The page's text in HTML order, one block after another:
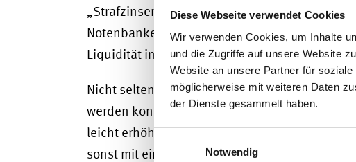
Diese Webseite verwendet Cookies
Wir verwenden Cookies, um Inhalte
und die Zugriffe auf unsere Website
Website an unsere Partner für
möglicherweise mit weiteren Daten
der Dienste gesammelt haben.
Notwendig
„Strafzinsen“ fällig wurden. Dies lag im
Notenbanken in der Folge der Finanzkrise
Liquidität infolgedessen deutlich reduziert.
Nicht selten wurden weniger liquide Assets
werden konnten, aber eine mehr oder weniger
leicht erhöhten Risikoprofil im Vergleich zu
sonst mit einer höheren